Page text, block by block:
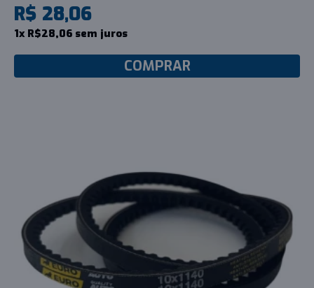
R$ 28,06
1x R$28,06 sem juros
COMPRAR